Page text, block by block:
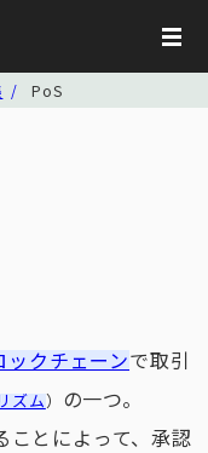
PoS
ックチェーンで取引
ズム） の一つ。
ことによって、承認